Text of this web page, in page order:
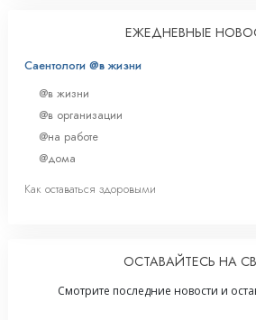
ЕЖЕДНЕВНЫЕ
Саентологи @в жизни
@в жизни
@в организации
@на работе
@дома
Как оставаться здоровыми
ОСТАВАЙТЕСЬ НА
Смотрите последние новости и